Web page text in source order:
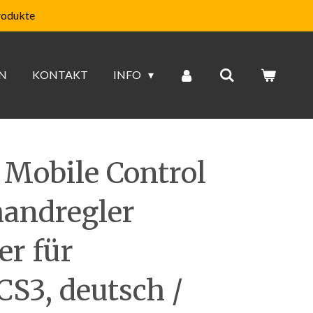
KONTAKT INFO
Mobile Control
für
deutsch /